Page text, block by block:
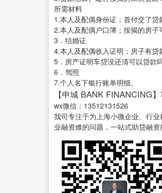
所需材料
1.本人及配偶身份证；首付交了贷
2.本人及配偶户口簿；按揭的房子
3．结婚证
4.本人及配偶收入证明；房子有贷
5．房产证明车贷没还清可以贷款吗
6．驾照
7.个人名下银行账单明细。
【申城 BANK FINANCING
wx微信：13512131526
我司专注于为上海小微企业、行
业融资难的问题，一站式助贷融资